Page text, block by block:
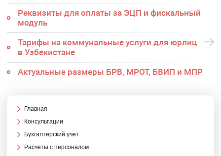
Реквизиты для оплаты за ЭЦП и фискальный
модуль
Тарифы на коммунальные услуги для юрлиц
в Узбекистане
Актуальные размеры БРВ, МРОТ, БВИП и МПР
Главная
Консультации
Бухгалтерский учет
Расчеты с персоналом